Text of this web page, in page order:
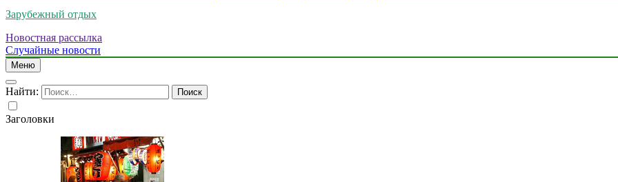
Зарубежный отдых
Новостная рассылка
Случайные новости
Меню
Найти:
Заголовки